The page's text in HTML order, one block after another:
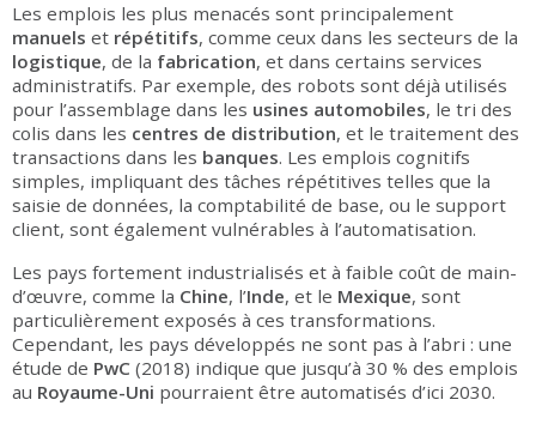
Les emplois les plus menacés sont principalement
manuels et répétitifs, comme ceux dans les secteurs de la
logistique, de la fabrication, et dans certains services
administratifs. Par exemple, des robots sont déjà utilisés
pour l’assemblage dans les usines automobiles, le tri des
colis dans les centres de distribution, et le traitement des
transactions dans les banques. Les emplois cognitifs
simples, impliquant des tâches répétitives telles que la
saisie de données, la comptabilité de base, ou le support
client, sont également vulnérables à l’automatisation.
Les pays fortement industrialisés et à faible coût de main-
d’œuvre, comme la Chine, l’Inde, et le Mexique, sont
particulièrement exposés à ces transformations.
Cependant, les pays développés ne sont pas à l’abri : une
étude de PwC (2018) indique que jusqu’à 30 % des emplois
au Royaume-Uni pourraient être automatisés d’ici 2030.